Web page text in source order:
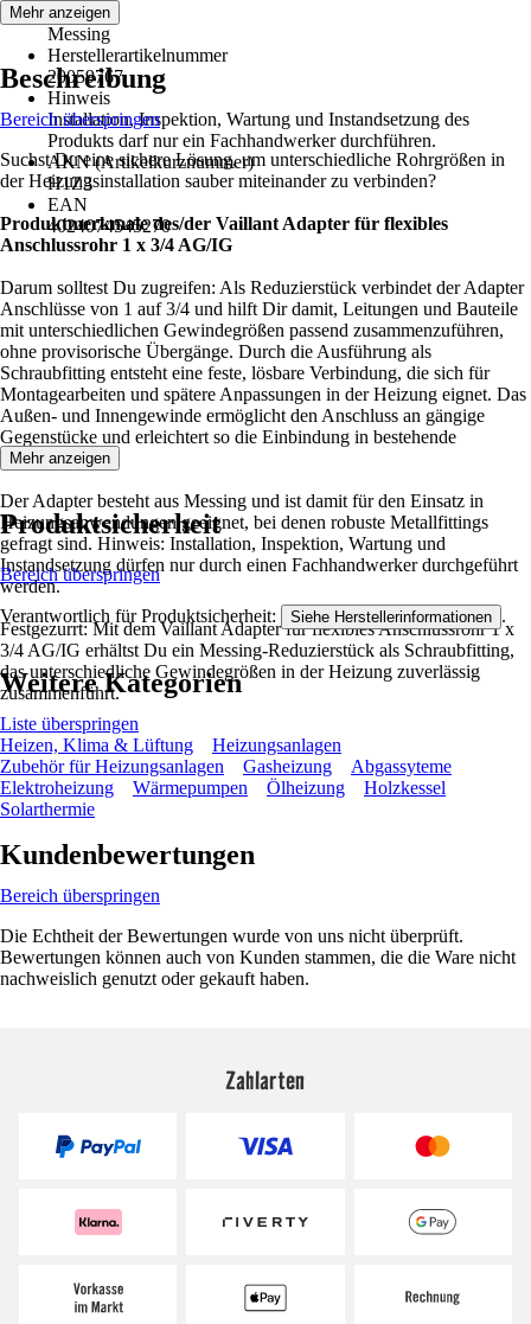
Material
Messing
Herstellerartikelnummer
20059767
Hinweis
Installation, Inspektion, Wartung und Instandsetzung des
Produkts darf nur ein Fachhandwerker durchführen.
AKN (Artikelkurznummer)
H1Z3
EAN
4024074545270
Mehr anzeigen
Beschreibung
Bereich überspringen
Suchst Du eine sichere Lösung, um unterschiedliche Rohrgrößen in
der Heizungsinstallation sauber miteinander zu verbinden?
Produktmerkmale des/der Vaillant Adapter für flexibles
Anschlussrohr 1 x 3/4 AG/IG
Darum solltest Du zugreifen: Als Reduzierstück verbindet der Adapter
Anschlüsse von 1 auf 3/4 und hilft Dir damit, Leitungen und Bauteile
mit unterschiedlichen Gewindegrößen passend zusammenzuführen,
ohne provisorische Übergänge. Durch die Ausführung als
Schraubfitting entsteht eine feste, lösbare Verbindung, die sich für
Montagearbeiten und spätere Anpassungen in der Heizung eignet. Das
Außen- und Innengewinde ermöglicht den Anschluss an gängige
Gegenstücke und erleichtert so die Einbindung in bestehende
Installationen.
Der Adapter besteht aus Messing und ist damit für den Einsatz in
Heizungsanwendungen geeignet, bei denen robuste Metallfittings
gefragt sind. Hinweis: Installation, Inspektion, Wartung und
Instandsetzung dürfen nur durch einen Fachhandwerker durchgeführt
werden.
Festgezurrt: Mit dem Vaillant Adapter für flexibles Anschlussrohr 1 x
3/4 AG/IG erhältst Du ein Messing-Reduzierstück als Schraubfitting,
das unterschiedliche Gewindegrößen in der Heizung zuverlässig
zusammenführt.
Mehr anzeigen
Produktsicherheit
Bereich überspringen
Verantwortlich für Produktsicherheit: Siehe Herstellerinformationen .
Weitere Kategorien
Liste überspringen
Heizen, Klima & Lüftung
Heizungsanlagen
Zubehör für Heizungsanlagen
Gasheizung
Abgassyteme
Elektroheizung
Wärmepumpen Ölheizung
Holzkessel
Solarthermie
Kundenbewertungen
Bereich überspringen
Die Echtheit der Bewertungen wurde von uns nicht überprüft.
Bewertungen können auch von Kunden stammen, die die Ware nicht
nachweislich genutzt oder gekauft haben.
Zahlarten